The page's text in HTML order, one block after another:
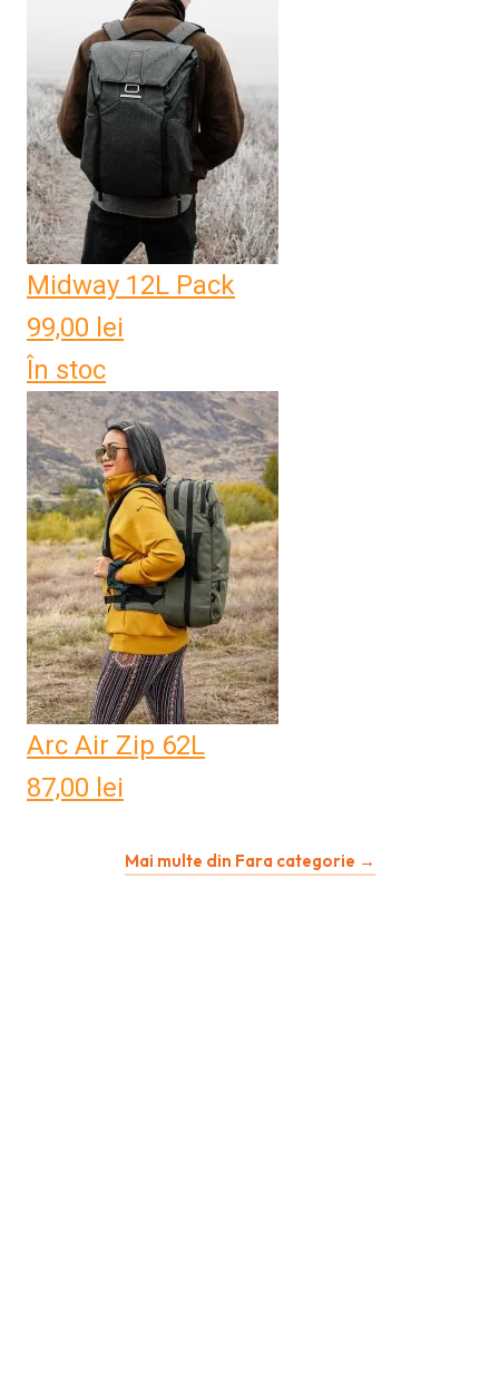
Midway 12L Pack
99,00 lei
În stoc
Arc Air Zip 62L
87,00 lei
Mai multe din Fara categorie →